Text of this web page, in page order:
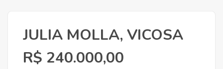
JULIA MOLLA, VICOSA
R$ 240.000,00